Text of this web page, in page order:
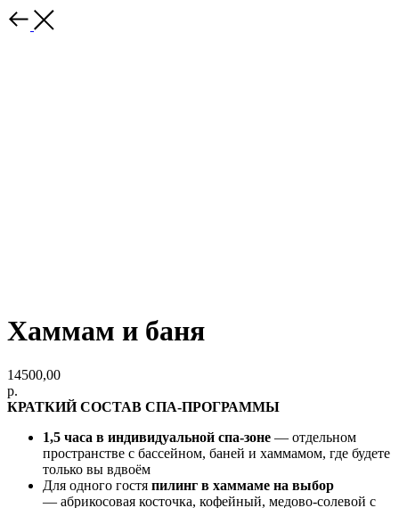
Хаммам и баня
14500,00
р.
КРАТКИЙ СОСТАВ СПА-ПРОГРАММЫ
1,5 часа в индивидуальной спа-зоне — отдельном
пространстве с бассейном, баней и хаммамом, где будете
только вы вдвоём
Для одного гостя пилинг в хаммаме на выбор
— абрикосовая косточка, кофейный, медово-солевой с